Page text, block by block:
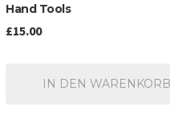
Hand Tools
£15.00
IN DEN